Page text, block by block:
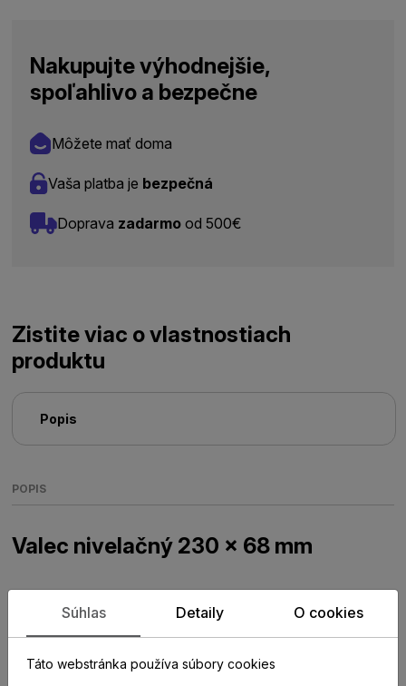
Nakupujte výhodnejšie,
spoľahlivo a bezpečne
Môžete mať doma
Vaša platba je bezpečná
Doprava zadarmo od 500€
Zistite viac o vlastnostiach
produktu
Popis
POPIS
Valec nivelačný 230 x 68 mm
Súhlas Detaily O cookies
Táto webstránka používa súbory cookies